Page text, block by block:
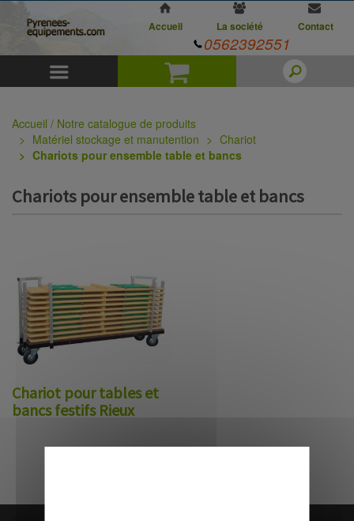
Panier
Accueil La société Contact
0562392551
Accueil / Notre catalogue de produits
Matériel stockage et manutention
Chariot
Chariots pour ensemble table et bancs
Chariots pour ensemble table et bancs
Chariot pour tables et
bancs festifs Rieux